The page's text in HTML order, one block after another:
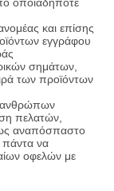
οποιαδήποτε
και επίσης
εγγράφου
σημάτων,
των προϊόντων
ανθρώπων
πελατών,
αναπόσπαστο
πάντα να
οφελών με